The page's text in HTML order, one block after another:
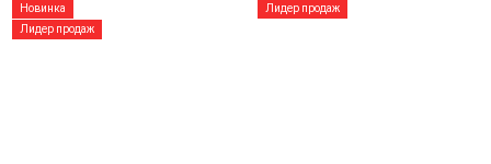
Новинка
Лидер продаж
Лидер продаж